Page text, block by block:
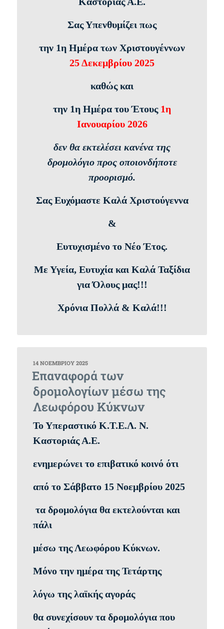
Σας Υπενθυμίζει πως
την 1η Ημέρα των Χριστουγέννων
25 Δεκεμβρίου 2025
καθώς και
την 1η Ημέρα του Έτους 1η
Ιανουαρίου 2026
δεν θα εκτελέσει κανένα της
δρομολόγιο προς οποιονδήποτε
προορισμό.
Σας Ευχόμαστε Καλά Χριστούγεννα
&
Ευτυχισμένο το Νέο Έτος.
Με Υγεία, Ευτυχία και Καλά Ταξίδια
για Όλους μας!!!
Χρόνια Πολλά & Καλά!!!
ΔΗΜΟΣΙΕΎΤΗΚΕ
ΣΤΙΣ
14 ΝΟΕΜΒΡΊΟΥ 2025
Επαναφορά των
δρομολογίων μέσω της
Λεωφόρου Κύκνων
Το Υπεραστικό Κ.Τ.Ε.Λ. Ν.
Καστοριάς Α.Ε.
ενημερώνει το επιβατικό κοινό ότι
από το Σάββατο 15 Νοεμβρίου 2025
τα δρομολόγια θα εκτελούνται και
πάλι
μέσω της Λεωφόρου Κύκνων.
Μόνο την ημέρα της Τετάρτης
λόγω της λαϊκής αγοράς
θα συνεχίσουν τα δρομολόγια που